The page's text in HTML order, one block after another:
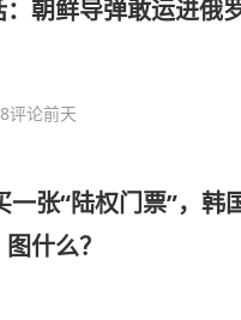
朝鲜导弹敢运进俄
评论前天
一张“陆权门票”，韩
什么？